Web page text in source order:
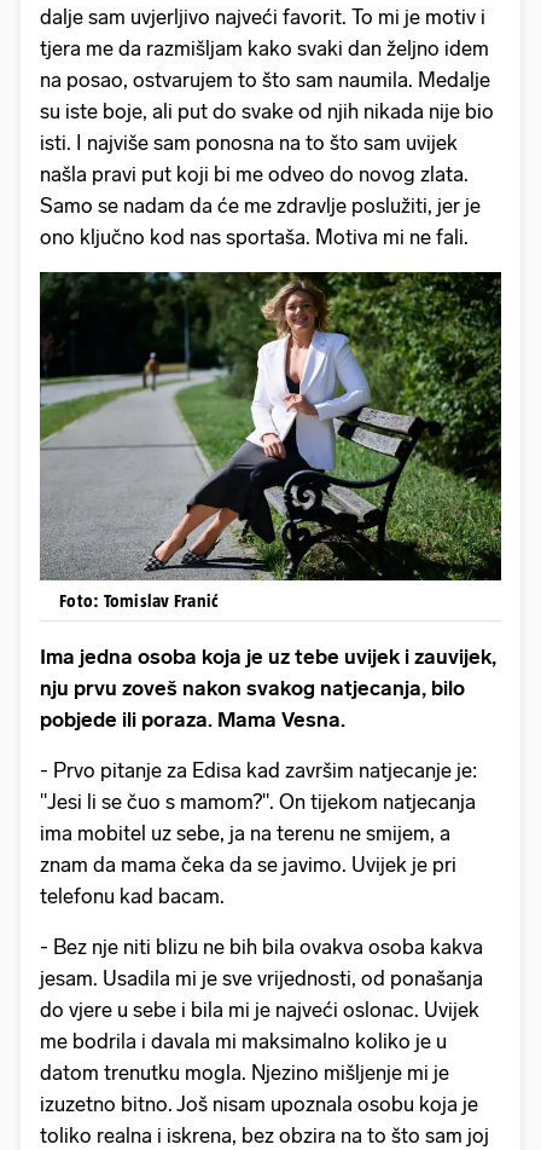
dalje sam uvjerljivo najveći favorit. To mi je motiv i
tjera me da razmišljam kako svaki dan željno idem
na posao, ostvarujem to što sam naumila. Medalje
su iste boje, ali put do svake od njih nikada nije bio
isti. I najviše sam ponosna na to što sam uvijek
našla pravi put koji bi me odveo do novog zlata.
Samo se nadam da će me zdravlje poslužiti, jer je
ono ključno kod nas sportaša. Motiva mi ne fali.
Foto: Tomislav Franić
Ima jedna osoba koja je uz tebe uvijek i zauvijek,
nju prvu zoveš nakon svakog natjecanja, bilo
pobjede ili poraza. Mama Vesna.
- Prvo pitanje za Edisa kad završim natjecanje je:
"Jesi li se čuo s mamom?". On tijekom natjecanja
ima mobitel uz sebe, ja na terenu ne smijem, a
znam da mama čeka da se javimo. Uvijek je pri
telefonu kad bacam.
- Bez nje niti blizu ne bih bila ovakva osoba kakva
jesam. Usadila mi je sve vrijednosti, od ponašanja
do vjere u sebe i bila mi je najveći oslonac. Uvijek
me bodrila i davala mi maksimalno koliko je u
datom trenutku mogla. Njezino mišljenje mi je
izuzetno bitno. Još nisam upoznala osobu koja je
toliko realna i iskrena, bez obzira na to što sam joj